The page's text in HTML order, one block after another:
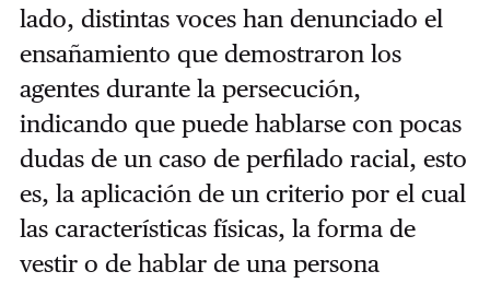
lado, distintas voces han denunciado el
ensañamiento que demostraron los
agentes durante la persecución,
indicando que puede hablarse con pocas
dudas de un caso de perfilado racial, esto
es, la aplicación de un criterio por el cual
las características físicas, la forma de
vestir o de hablar de una persona